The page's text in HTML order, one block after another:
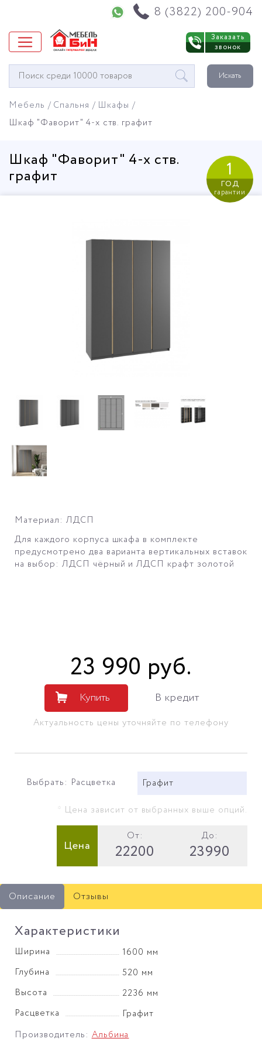
8 (3822) 200-904
Заказать
звонок
Окно
поиска
Искать
Мебель Спальня
Шкафы
Шкаф "Фаворит" 4-х ств. графит
Шкаф "Фаворит" 4-х ств.
графит
1
год
гарантии
Материал: ЛДСП
Для каждого корпуса шкафа в комплекте
предусмотрено два варианта вертикальных вставок
на выбор: ЛДСП чёрный и ЛДСП крафт золотой
23 990 руб.
Купить В кредит
Актуальность цены уточняйте по телефону
Выбрать: Расцветка Графит
* Цена зависит от выбранных выше опций.
Цена
От:
22200
До:
23990
Описание Отзывы
Характеристики
Ширина
1600 мм
Глубина
520 мм
Высота
2236 мм
Расцветка
Графит
Производитель:Альбина